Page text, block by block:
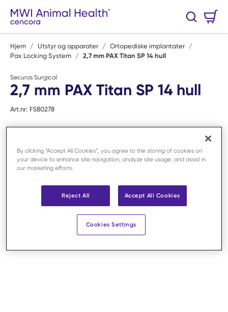
Hopp til hovedinnhold
Søk
Hjem / Utstyr og apparater / Ortopediske implantater /
Pax Locking System / 2,7 mm PAX Titan SP 14 hull
Securos Surgical
2,7 mm PAX Titan SP 14 hull
Art.nr: F580278
By clicking “Accept All Cookies”, you agree to the storing of cookies on
your device to enhance site navigation, analyze site usage, and assist in
our marketing efforts.
Reject All Accept All Cookies
Cookies Settings